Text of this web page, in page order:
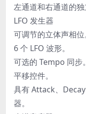
左通道和右通道的独
LFO 发生器
可调节的立体声相位
6 个 LFO 波形。
可选的 Tempo 同步。
平移控件。
具有 Attack、
器。